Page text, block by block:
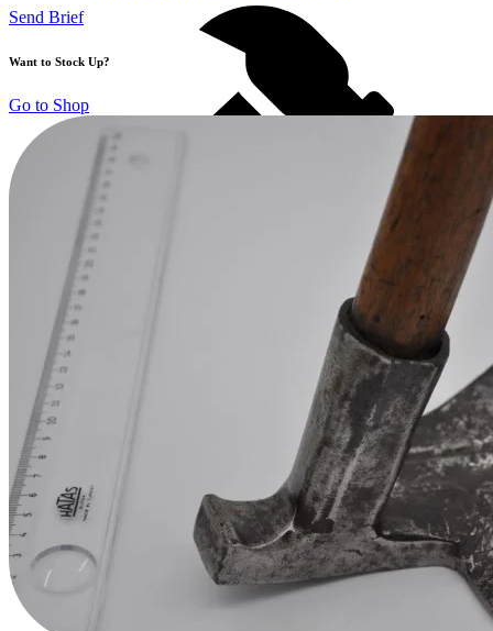
Ayakkabıcı Çekiçleri
Send Brief
Want to Stock Up?
Go to Shop